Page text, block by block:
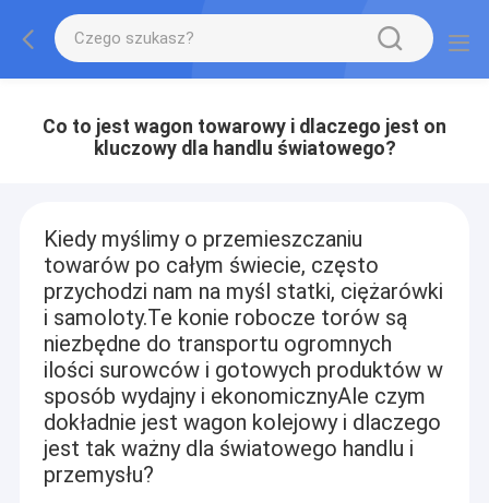
Co to jest wagon towarowy i dlaczego jest on
kluczowy dla handlu światowego?
Kiedy myślimy o przemieszczaniu
towarów po całym świecie, często
przychodzi nam na myśl statki, ciężarówki
i samoloty.Te konie robocze torów są
niezbędne do transportu ogromnych
ilości surowców i gotowych produktów w
sposób wydajny i ekonomicznyAle czym
dokładnie jest wagon kolejowy i dlaczego
jest tak ważny dla światowego handlu i
przemysłu?